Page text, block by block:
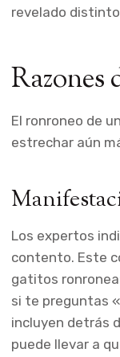
revelado
Razones
El ronroneo de
estrechar aún
Los expertos
contento. Este
gatitos
si te preguntas
incluyen detrás
puede llevar a